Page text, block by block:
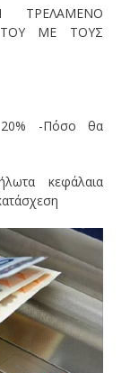
ΤΡΕΛΑΜΕΝΟ
ΤΟΥ ΜΕ ΤΟΥΣ
20% -Πόσο θα
κεφάλαια